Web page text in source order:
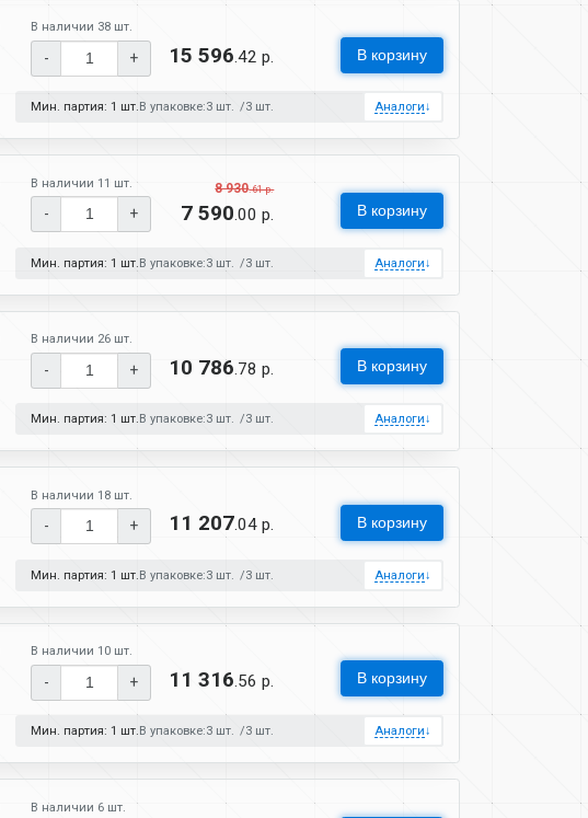
В наличии 38 шт.
- + 15 596.42 р. В корзину
Мин. партия: 1 шт. В упаковке:3 шт. 3 шт. Аналоги↓
В наличии 11 шт.
- +
8 930.61 р.
7 590.00 р. В корзину
Мин. партия: 1 шт.В упаковке:3 шт. 3 шт. Аналоги↓
В наличии 26 шт.
- + 10 786.78 р. В корзину
Мин. партия: 1 шт. В упаковке:3 шт. 3 шт. Аналоги↓
В наличии 18 шт.
- + 11 207.04 р. В корзину
Мин. партия: 1 шт.В упаковке:3 шт. 3 шт. Аналоги↓
В наличии 10 шт.
- + 11 316.56 р. В корзину
Мин. партия: 1 шт. В упаковке:3 шт. 3 шт. Аналоги↓
В наличии 6 шт.